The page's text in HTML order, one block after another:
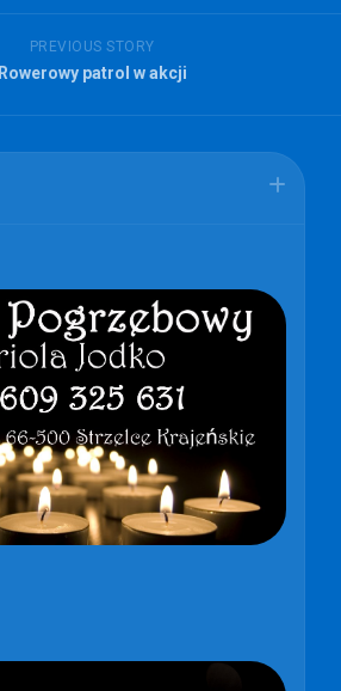
PREVIOUS STORY
Rowerowy patrol w akcji